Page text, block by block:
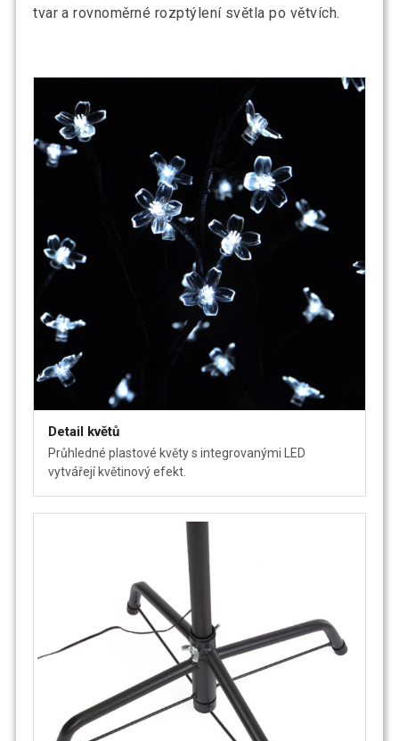
tvar a rovnoměrné rozptýlení světla po větvích.
Detail květů
Průhledné plastové květy s integrovanými LED
vytvářejí květinový efekt.